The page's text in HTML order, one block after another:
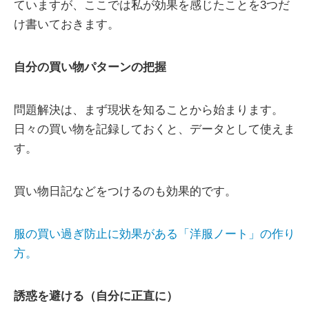
ていますが、ここでは私が効果を感じたことを3つだ
け書いておきます。
自分の買い物パターンの把握
問題解決は、まず現状を知ることから始まります。
日々の買い物を記録しておくと、データとして使えま
す。
買い物日記などをつけるのも効果的です。
服の買い過ぎ防止に効果がある「洋服ノート」の作り
方。
誘惑を避ける（自分に正直に）